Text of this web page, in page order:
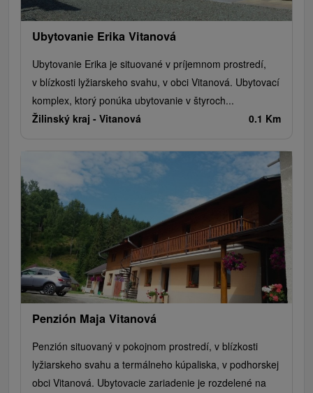
Ubytovanie Erika Vitanová
Ubytovanie Erika je situované v príjemnom prostredí,
v blízkosti lyžiarskeho svahu, v obci Vitanová. Ubytovací
komplex, ktorý ponúka ubytovanie v štyroch...
Žilinský kraj - Vitanová 0.1 Km
Penzión Maja Vitanová
Penzión situovaný v pokojnom prostredí, v blízkosti
lyžiarskeho svahu a termálneho kúpaliska, v podhorskej
obci Vitanová. Ubytovacie zariadenie je rozdelené na